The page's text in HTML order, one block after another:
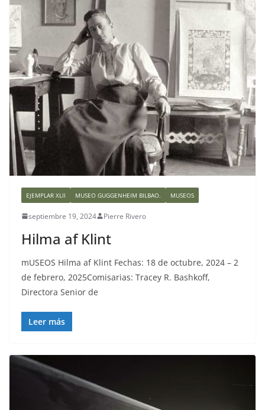
EJEMPLAR XLII MUSEO GUGGENHEIM BILBAO. MUSEOS
septiembre 19, 2024 Pierre Rivero
Hilma af Klint
mUSEOS Hilma af Klint Fechas: 18 de octubre, 2024 – 2
de febrero, 2025Comisarias: Tracey R. Bashkoff,
Directora Senior de
Leer más